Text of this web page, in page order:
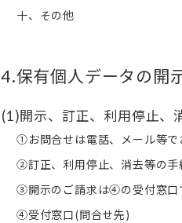
十、その他
4.保有個人データの開
(1)開示、訂正、利用停止、
①お問合せは電話、メール等で
②訂正、利用停止、消去等の手
③開示のご請求は④の受付窓口
④受付窓口(問合せ先)